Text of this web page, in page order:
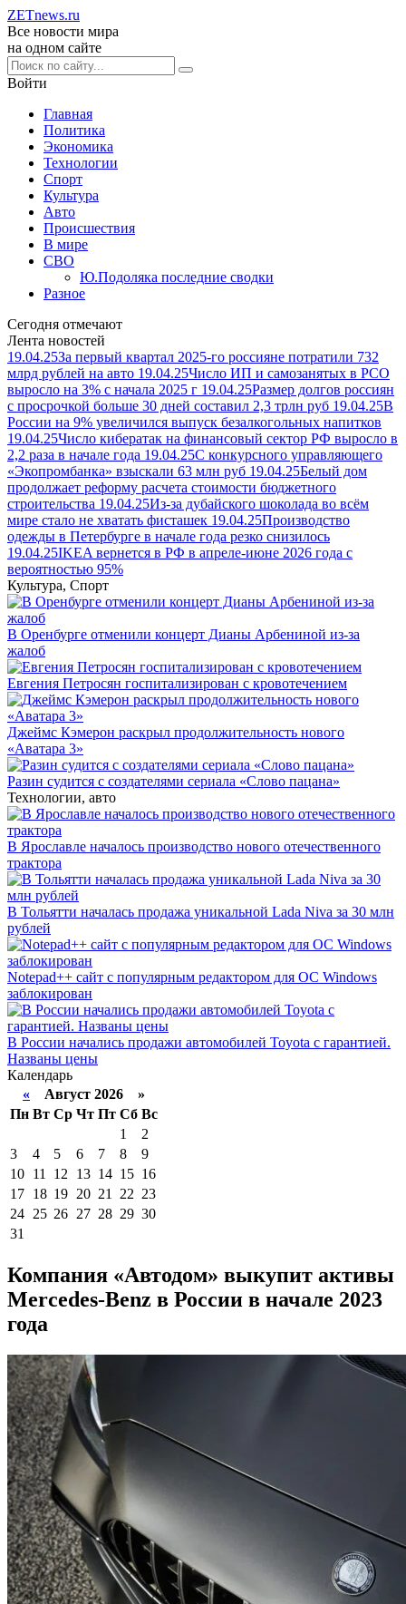
ZETnews.ru
Все новости мира
на одном сайте
Войти
Главная
Политика
Экономика
Технологии
Спорт
Культура
Авто
Происшествия
В мире
СВО
Ю.Подоляка последние сводки
Разное
Сегодня отмечают
Лента новостей
19.04.25За первый квартал 2025-го россияне потратили 732
млрд рублей на авто 19.04.25Число ИП и самозанятых в РСО
выросло на 3% с начала 2025 г 19.04.25Размер долгов россиян
с просрочкой больше 30 дней составил 2,3 трлн руб 19.04.25В
России на 9% увеличился выпуск безалкогольных напитков
19.04.25Число кибератак на финансовый сектор РФ выросло в
2,2 раза в начале года 19.04.25С конкурсного управляющего
«Экопромбанка» взыскали 63 млн руб 19.04.25Белый дом
продолжает реформу расчета стоимости бюджетного
строительства 19.04.25Из-за дубайского шоколада во всём
мире стало не хватать фисташек 19.04.25Производство
одежды в Петербурге в начале года резко снизилось
19.04.25IKEA вернется в РФ в апреле-июне 2026 года с
вероятностью 95%
Культура, Спорт
В Оренбурге отменили концерт Дианы Арбениной из-за
жалоб
Евгения Петросян госпитализирован с кровотечением
Джеймс Кэмерон раскрыл продолжительность нового
«Аватара 3»
Разин судится с создателями сериала «Слово пацана»
Технологии, авто
В Ярославле началось производство нового отечественного
трактора
В Тольятти началась продажа уникальной Lada Niva за 30 млн
рублей
Notepad++ сайт с популярным редактором для ОС Windows
заблокирован
В России начались продажи автомобилей Toyota с гарантией.
Названы цены
Календарь
« Август 2026 »
Пн Вт Ср Чт Пт Сб Вс
1
2
3
4 5 6 7 8
9
10 11 12 13 14 15 16
17 18 19 20 21 22 23
24 25 26 27 28 29 30
31
Компания «Автодом» выкупит активы
Mercedes-Benz в России в начале 2023
года